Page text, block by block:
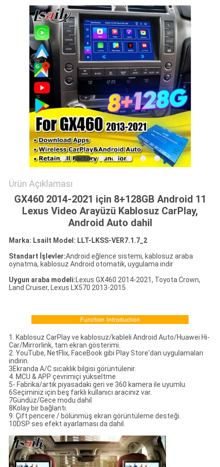
VAKALAR
HARITASI
PRIVACY
POLICY
Ürün Açıklaması
GX460 2014-2021 için 8+128GB Android 11
Lexus Video Arayüzü Kablosuz CarPlay,
Android Auto dahil
Marka: Lsailt Model: LLT-LKSS-VER7.1.7_2
Standart İşlevler:Android eğlence sistemi, kablosuz araba
oynatma, kablosuz Android otomatik, uygulama indir
Uygun araba modeli:Lexus GX460 2014-2021, Toyota Crown,
Land Cruiser, Lexus LX570 2013-2015
1. Kablosuz CarPlay ve kablosuz/kableli Android Auto/Huawei Hi-
Car/Mirrorlink, tam ekran gösterimi.
2. YouTube, NetFlix, FaceBook gibi Play Store'dan uygulamaları
indirin.
3Ekranda A/C sıcaklık bilgisi görüntülenir.
4. MCU & APP çevrimiçi yükseltme
5- Fabrika/artık piyasadaki geri ve 360 kamera ile uyumlu.
6Seçiminiz için beş farklı kullanıcı aracınız var.
7Gündüz/Gece modu dahil
8Kolay bir bağlantı.
9. Çift pencere / bölünmüş ekran görüntüleme desteği.
10DSP ses efekt ayarlaması da dahil.